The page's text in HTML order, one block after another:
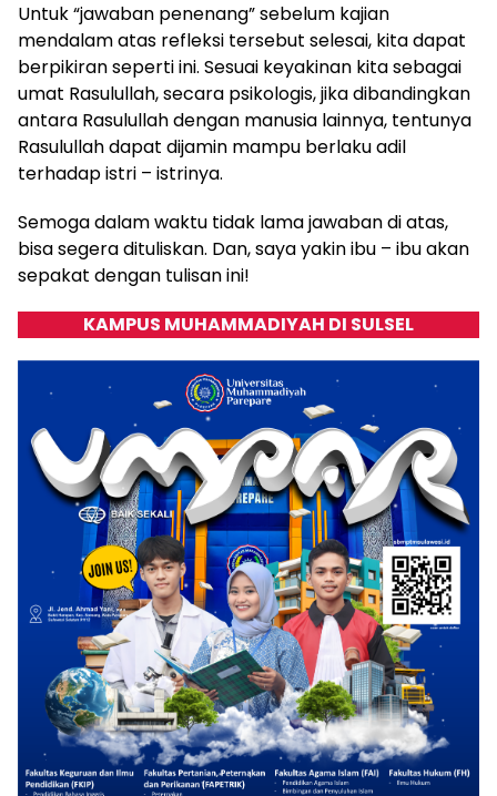
Untuk “jawaban penenang” sebelum kajian
mendalam atas refleksi tersebut selesai, kita dapat
berpikiran seperti ini. Sesuai keyakinan kita sebagai
umat Rasulullah, secara psikologis, jika dibandingkan
antara Rasulullah dengan manusia lainnya, tentunya
Rasulullah dapat dijamin mampu berlaku adil
terhadap istri – istrinya.
Semoga dalam waktu tidak lama jawaban di atas,
bisa segera dituliskan. Dan, saya yakin ibu – ibu akan
sepakat dengan tulisan ini!
KAMPUS MUHAMMADIYAH DI SULSEL